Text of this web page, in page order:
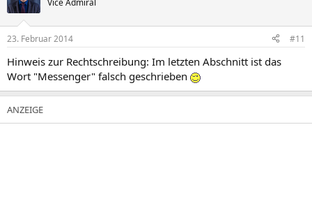
Vice Admiral
23. Februar 2014 #11
Hinweis zur Rechtschreibung: Im letzten Abschnitt ist das
Wort "Messenger" falsch geschrieben